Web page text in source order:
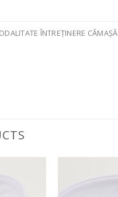
ÎNTREȚINERE CĂMAȘĂ